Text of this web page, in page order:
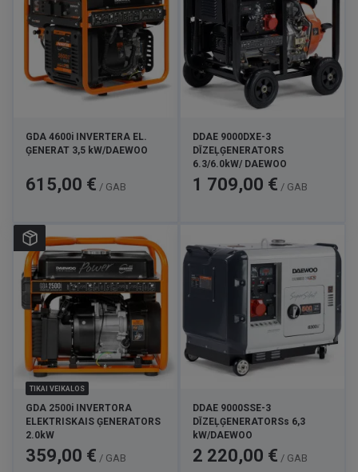
GDA 4600i INVERTERA EL.
ĢENERAT 3,5 kW/DAEWOO
Cena
615,00 € / GAB
DDAE 9000DXE-3
DĪZEĻĢENERATORS
6.3/6.0kW/ DAEWOO
Cena
1 709,00 € / GAB
TIKAI VEIKALOS
GDA 2500i INVERTORA
ELEKTRISKAIS ĢENERATORS
2.0kW
Cena
359,00 € / GAB
DDAE 9000SSE-3
DĪZEĻĢENERATORSs 6,3
kW/DAEWOO
Cena
2 220,00 € / GAB